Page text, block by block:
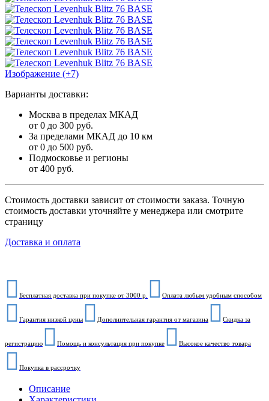
Изображение (+7)
Варианты доставки:
Москва в пределах МКАД
от 0 до 300 руб.
За пределами МКАД до 10 км
от 0 до 500 руб.
Подмосковье и регионы
от 400 руб.
Стоимость доставки зависит от стоимости заказа. Точную
стоимость доставки уточняйте у менеджера или смотрите
страницу
Доставка и оплата
Бесплатная доставка при покупке от 3000 р. Оплата любым удобным способом
Гарантия низкой цены Дополнительная гарантия от магазина Скидка за
регистрацию Помощь и консультация при покупке Высокое качество товара
Покупка в рассрочку
Описание